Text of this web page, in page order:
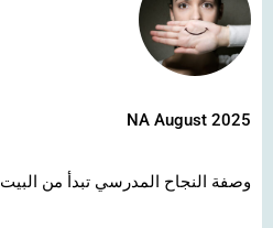
NA August 2025
وصفة النجاح المدرسي تبدأ من البيت